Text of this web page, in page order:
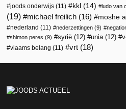
joods onderwijs (11) kkl (14) ludo van
(19)
michael freilich (16) moshe
nederland (11) nederzettingen (9)
shimon peres (9) syrië (12) unia(12)
vlaams belang (11) vrt (18)